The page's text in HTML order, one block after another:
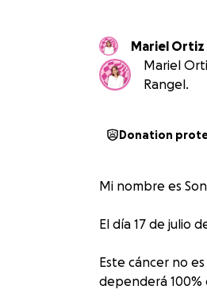
Mariel Ortiz
Mariel
Rangel.
Donation
Mi nombre es
El día 17 de julio
Este cáncer no
dependerá 100%